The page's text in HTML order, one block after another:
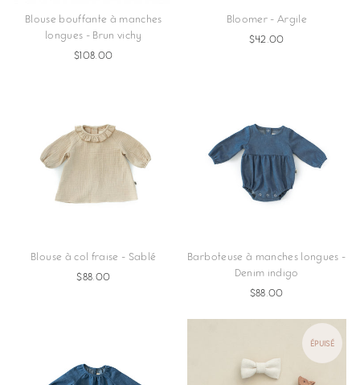
Blouse bouffante à manches
longues - Brun vichy
$108.00
Bloomer - Argile
$42.00
Blouse à col fraise - Sablé
$88.00
Barboteuse à manches longues -
Denim indigo
$88.00
ÉPUISÉ